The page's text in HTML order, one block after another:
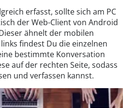
erfasst, sollte sich am PC
der Web-Client von Android
ähnelt der mobilen
findest Du die einzelnen
bestimmte Konversation
auf der rechten Seite, sodass
und verfassen kannst.